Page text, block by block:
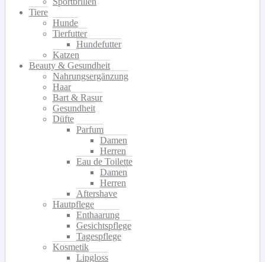
Tiere
Hunde
Tierfutter
Hundefutter
Katzen
Beauty & Gesundheit
Nahrungsergänzung
Haar
Bart & Rasur
Gesundheit
Düfte
Parfum
Damen
Herren
Eau de Toilette
Damen
Herren
Aftershave
Hautpflege
Enthaarung
Gesichtspflege
Tagespflege
Kosmetik
Lipgloss